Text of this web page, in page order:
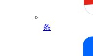
条